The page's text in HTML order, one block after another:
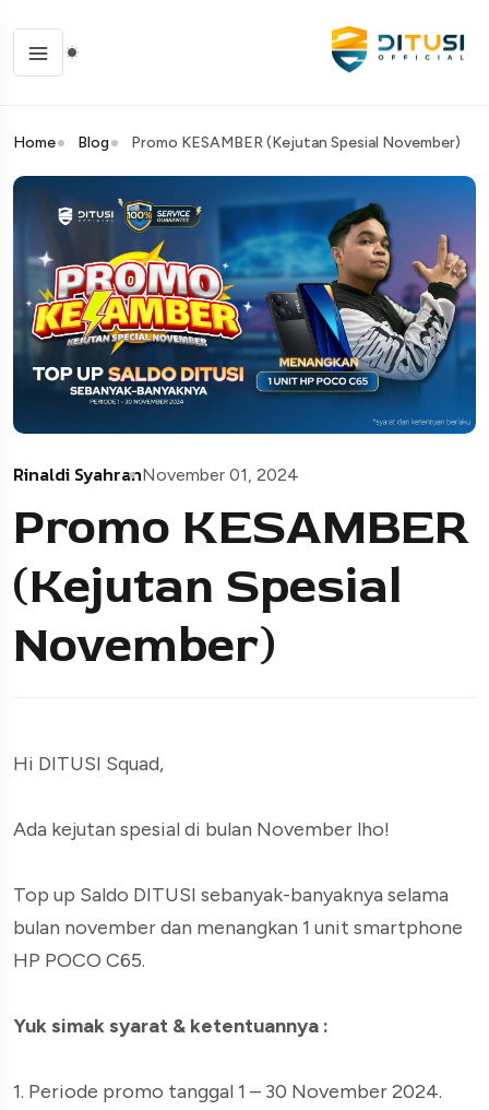
Home Blog Promo KESAMBER (Kejutan Spesial November)
Rinaldi SyahranNovember 01, 2024
Promo KESAMBER
(Kejutan Spesial
November)
Hi DITUSI Squad,
Ada kejutan spesial di bulan November lho!
Top up Saldo DITUSI sebanyak-banyaknya selama
bulan november dan menangkan 1 unit smartphone
HP POCO C65.
Yuk simak syarat & ketentuannya :
1. Periode promo tanggal 1 – 30 November 2024.